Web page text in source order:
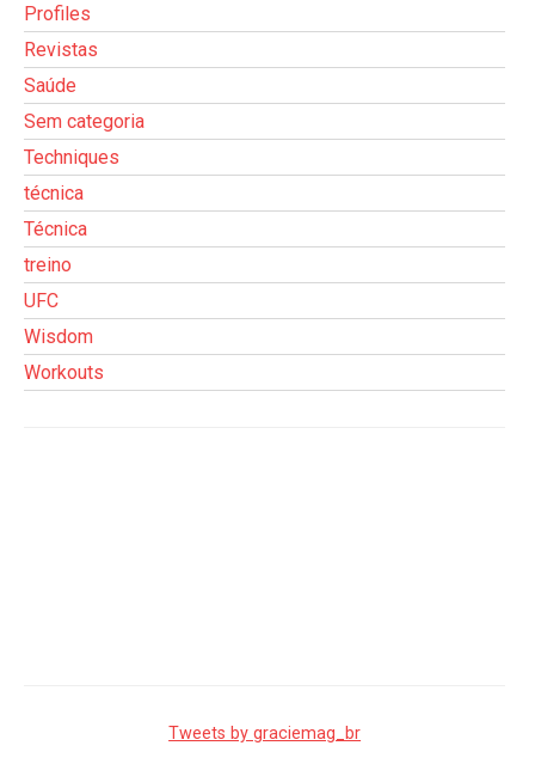
Profiles
Revistas
Saúde
Sem categoria
Techniques
técnica
Técnica
treino
UFC
Wisdom
Workouts
Tweets by graciemag_br